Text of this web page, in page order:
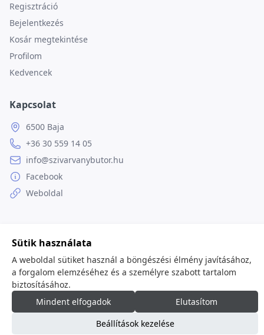
Regisztráció
Bejelentkezés
Kosár megtekintése
Profilom
Kedvencek
Kapcsolat
6500 Baja
+36 30 559 14 05
info@szivarvanybutor.hu
Facebook
Weboldal
Sütik használata
A weboldal sütiket használ a böngészési élmény javításához,
a forgalom elemzéséhez és a személyre szabott tartalom
biztosításához.
Mindent elfogadok
Elutasítom
Beállítások kezelése